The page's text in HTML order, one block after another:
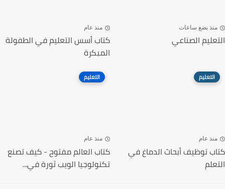
منذ بضع ساعات
التعليم الصناعي
منذ عام
كتاب أسس التعليم في الطفولة
المبكرة
التعليم
منذ عام
كتاب توظيف أبحاث الدماغ في
التعلم
التعليم
منذ عام
كتاب العالم مفتوح - كيف تصنع
تكنولوجيا الويب ثورة في...